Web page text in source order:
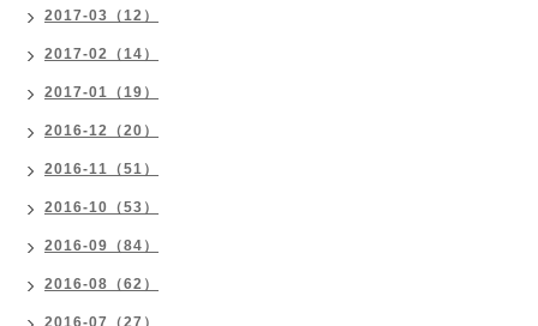
2017-03（12）
2017-02（14）
2017-01（19）
2016-12（20）
2016-11（51）
2016-10（53）
2016-09（84）
2016-08（62）
2016-07（27）